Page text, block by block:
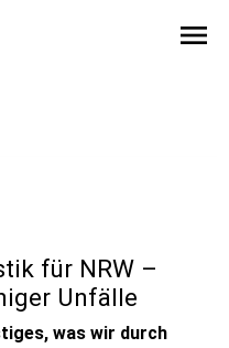
menu
für NRW –
Unfälle
was wir durch